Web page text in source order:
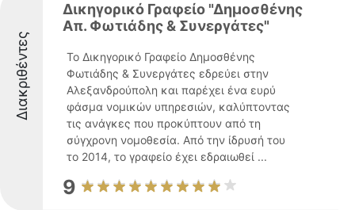
Διακριθέντες
Δικηγορικό Γραφείο "Δημοσθένης
Απ. Φωτιάδης & Συνεργάτες"
Το Δικηγορικό Γραφείο Δημοσθένης
Φωτιάδης & Συνεργάτες εδρεύει στην
Αλεξανδρούπολη και παρέχει ένα ευρύ
φάσμα νομικών υπηρεσιών, καλύπτοντας
τις ανάγκες που προκύπτουν από τη
σύγχρονη νομοθεσία. Από την ίδρυσή του
το 2014, το γραφείο έχει εδραιωθεί ...
9